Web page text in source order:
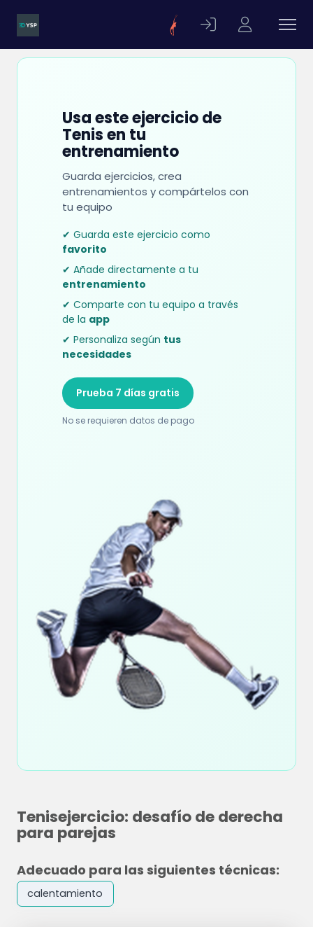
Usa este ejercicio de
Tenis en tu
entrenamiento
Guarda ejercicios, crea
entrenamientos y compártelos con
tu equipo
✔ Guarda este ejercicio como
favorito
✔ Añade directamente a tu
entrenamiento
✔ Comparte con tu equipo a través
de la app
✔ Personaliza según tus
necesidades
Prueba 7 días gratis
No se requieren datos de pago
Tenisejercicio: desafío de derecha
para parejas
Adecuado para las siguientes técnicas:
calentamiento